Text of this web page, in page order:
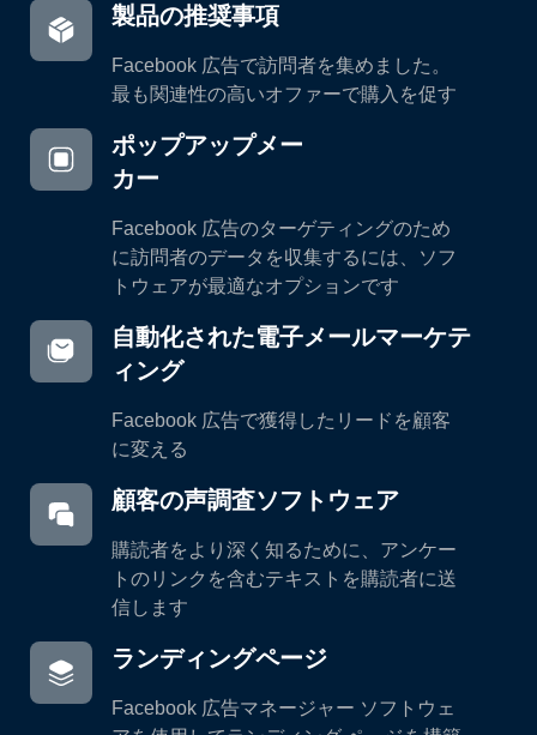
製品の推奨事項
Facebook 広告で訪問者を集めました。
最も関連性の高いオファーで購入を促す
ポップアップメー
カー
Facebook 広告のターゲティングのため
に訪問者のデータを収集するには、ソフ
トウェアが最適なオプションです
自動化された電子メールマーケテ
ィング
Facebook 広告で獲得したリードを顧客
に変える
顧客の声調査ソフトウェア
購読者をより深く知るために、アンケー
トのリンクを含むテキストを購読者に送
信します
ランディングページ
Facebook 広告マネージャー ソフトウェ